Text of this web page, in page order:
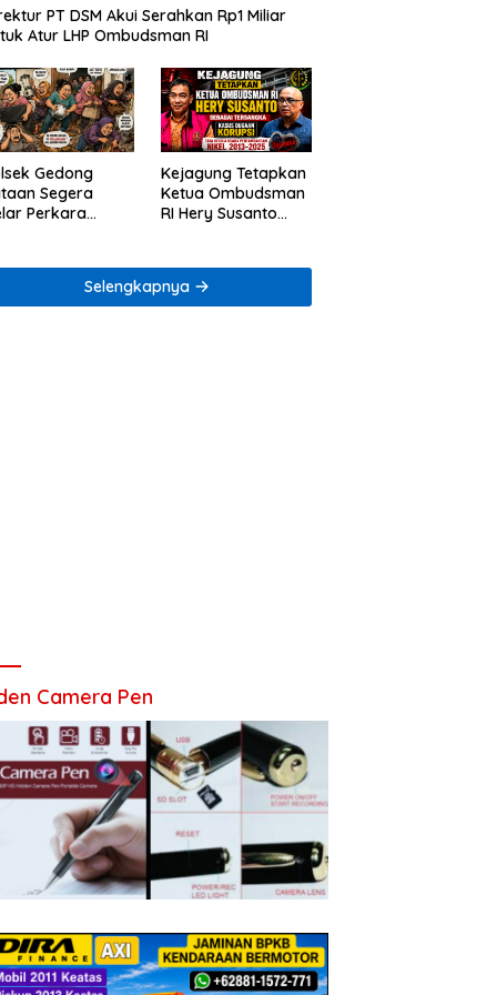
PT DSM Akui Serahkan Rp1 Miliar
Atur LHP Ombudsman RI
Gedong
Segera
Perkara
Lumbirejo
Kejagung Tetapkan
Ketua Ombudsman
RI Hery Susanto
Tata Kelola
Tambang Nikel
Selengkapnya
Camera Pen